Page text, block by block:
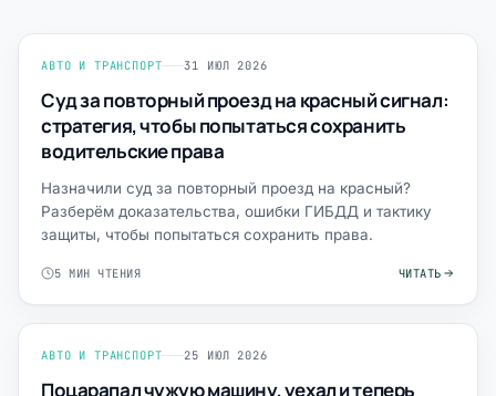
АВТО И ТРАНСПОРТ 31 ИЮЛ 2026
Суд за повторный проезд на красный сигнал:
стратегия, чтобы попытаться сохранить
водительские права
Назначили суд за повторный проезд на красный?
Разберём доказательства, ошибки ГИБДД и тактику
защиты, чтобы попытаться сохранить права.
5 МИН ЧТЕНИЯ ЧИТАТЬ
АВТО И ТРАНСПОРТ 25 ИЮЛ 2026
Поцарапал чужую машину, уехал и теперь